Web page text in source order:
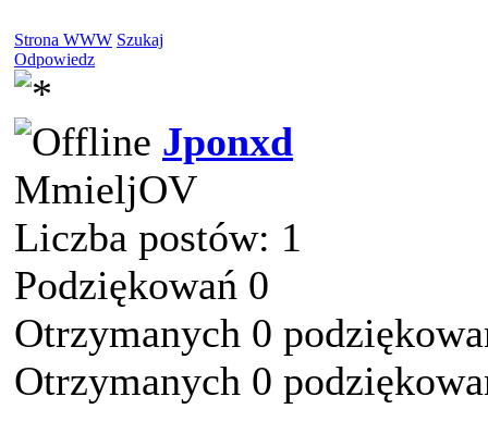
Strona WWW Szukaj
Odpowiedz
Jponxd
MmieljOV
Liczba postów: 1
Podziękowań 0
Otrzymanych 0
Otrzymanych 0